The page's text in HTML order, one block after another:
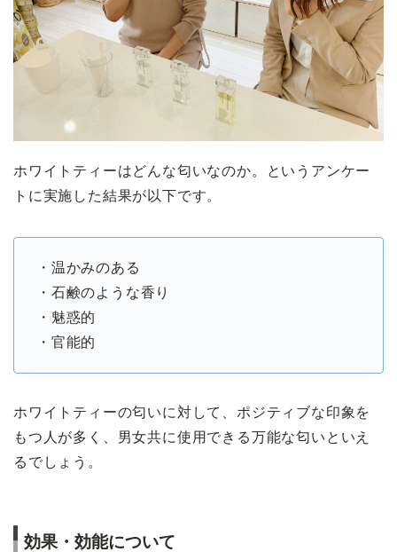
ホワイトティーはどんな匂いなのか。というアンケー
トに実施した結果が以下です。
・温かみのある
・石鹸のような香り
・魅惑的
・官能的
ホワイトティーの匂いに対して、ポジティブな印象を
もつ人が多く、男女共に使用できる万能な匂いといえ
るでしょう。
効果・効能について